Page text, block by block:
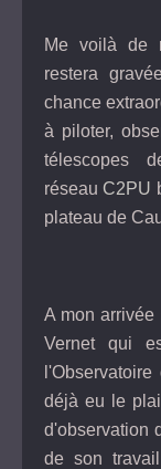
Me voilà de
restera
chance
à piloter,
télescopes
réseauC2PU
plateau de
A mon
Vernet qui
déjà eu le
d'observation
de son